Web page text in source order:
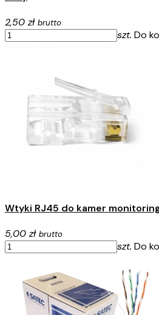
2,50 zł brutto
szt. Do
Wtyki RJ45 do kamer
5,00 zł brutto
szt. Do